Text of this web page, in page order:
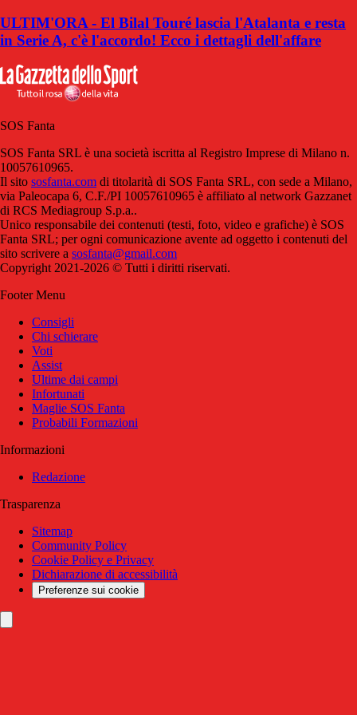
ULTIM'ORA - El Bilal Touré lascia l'Atalanta e resta
in Serie A, c'è l'accordo! Ecco i dettagli dell'affare
SOS Fanta
SOS Fanta SRL è una società iscritta al Registro Imprese di Milano n.
10057610965.
Il sito sosfanta.com di titolarità di SOS Fanta SRL, con sede a Milano,
via Paleocapa 6, C.F./PI 10057610965 è affiliato al network Gazzanet
di RCS Mediagroup S.p.a..
Unico responsabile dei contenuti (testi, foto, video e grafiche) è SOS
Fanta SRL; per ogni comunicazione avente ad oggetto i contenuti del
sito scrivere a sosfanta@gmail.com
Copyright 2021-2026 © Tutti i diritti riservati.
Footer Menu
Consigli
Chi schierare
Voti
Assist
Ultime dai campi
Infortunati
Maglie SOS Fanta
Probabili Formazioni
Informazioni
Redazione
Trasparenza
Sitemap
Community Policy
Cookie Policy e Privacy
Dichiarazione di accessibilità
Preferenze sui cookie